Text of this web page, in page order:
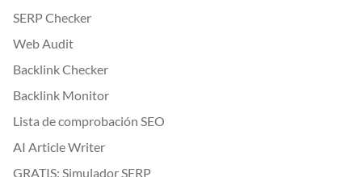
SERP Checker
Web Audit
Backlink Checker
Backlink Monitor
Lista de comprobación SEO
AI Article Writer
GRATIS: Simulador SERP